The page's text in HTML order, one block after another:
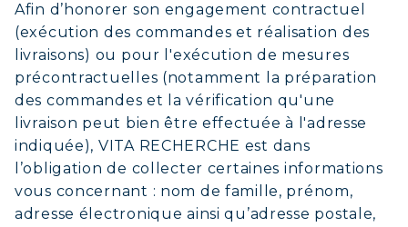
Afin d’honorer son engagement contractuel
(exécution des commandes et réalisation des
livraisons) ou pour l'exécution de mesures
précontractuelles (notamment la préparation
des commandes et la vérification qu'une
livraison peut bien être effectuée à l'adresse
indiquée), VITA RECHERCHE est dans
l’obligation de collecter certaines informations
vous concernant : nom de famille, prénom,
adresse électronique ainsi qu’adresse postale,